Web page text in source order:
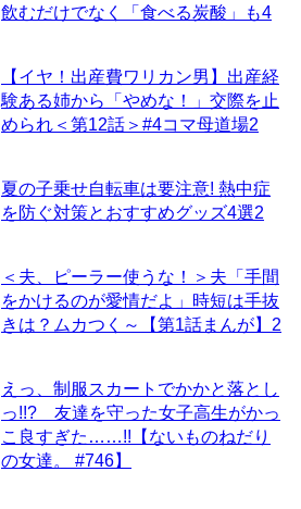
飲むだけでなく「食べる炭酸」も4
【イヤ！出産費ワリカン男】出産経
験ある姉から「やめな！」交際を止
められ＜第12話＞#4コマ母道場2
夏の子乗せ自転車は要注意! 熱中症
を防ぐ対策とおすすめグッズ4選2
＜夫、ピーラー使うな！＞夫「手間
をかけるのが愛情だよ」時短は手抜
きは？ムカつく～【第1話まんが】 2
えっ、制服スカートでかかと落とし
っ!!? 友達を守った女子高生がかっ
こ良すぎた……!!【ないものねだり
の女達。 #746】